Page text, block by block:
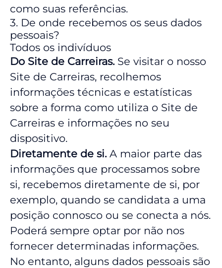
como suas referências.
3. De onde recebemos os seus dados
pessoais?
Todos os indivíduos
Do Site de Carreiras.Se visitar o nosso
Site de Carreiras, recolhemos
informações técnicas e estatísticas
sobre a forma como utiliza o Site de
Carreiras e informações no seu
dispositivo.
Diretamente de si.A maior parte das
informações que processamos sobre
si, recebemos diretamente de si, por
exemplo, quando se candidata a uma
posição connosco ou se conecta a nós.
Poderá sempre optar por não nos
fornecer determinadas informações.
No entanto, alguns dados pessoais são